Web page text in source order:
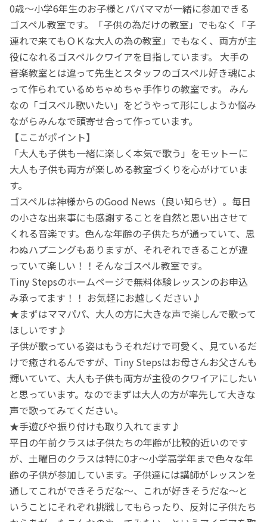
0歳～小学6年生のお子様とパパママが一緒に参加できる
ゴスペル教室です。「子供の為だけの教室」でもなく「子
連れで来てもＯＫな大人の為の教室」でもなく、両方が主
役になれるゴスペルクワイアを目指しています。 大手の
音楽教室とは違って先生とスタッフのゴスペル好き魂によ
って作られているめちゃめちゃ手作りの教室です。 みん
なの「ゴスペル歌いたい」をどうやって形にしようか悩み
ながらみんなで頭寄せ合って作っています。
【ここがポイント】
「大人も子供も一緒に楽しく本気で歌う」をモットーに
大人も子供も両方が楽しめる教室づくりを心がけていま
す。
ゴスペルは神様からのGood News（良い知らせ）。毎日
の小さな出来事にも感謝することを自然と思い出させて
くれる音楽です。色んな年齢の子供たちが通っていて、思
わぬハプニングもありますが、それぞれできることが違
っていて楽しい！！そんなゴスペル教室です。
Tiny Stepsのホームページで無料体験レッスンのお申込
み承ってます！！ お気軽にお越しください♪
★まずはママパパ、大人の方に大きな声で楽しんで歌って
ほしいです♪
子供が歌っている姿はもうそれだけで可愛く、見ているだ
けで癒されるんですが、Tiny Stepsはお母さんお父さんも
輝いていて、大人も子供も両方が主役のクワイアにしたい
と思っています。なのでまずは大人の方が率先して大きな
声で歌ってみてください。
★手遊びや振り付けも取り入れてます♪
平日の午前クラスは子供たちの年齢が比較的近いのです
が、土曜日のクラスは特に0才～小学高学年まで色々な年
齢の子供が参加しています。子供達には講師がレッスンを
通してこれができそうだな～、これが好きそうだな～と
いうことにそれぞれ挑戦してもらったり、反対に子供たち